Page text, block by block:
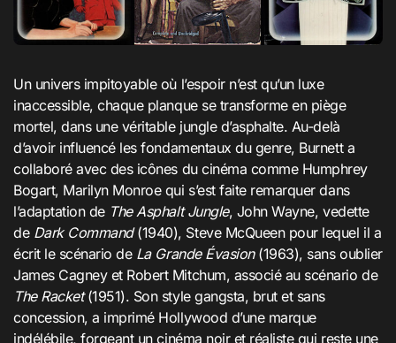
Un univers impitoyable où l’espoir n’est qu’un luxe
inaccessible, chaque planque se transforme en piège
mortel, dans une véritable jungle d’asphalte. Au-delà
d’avoir influencé les fondamentaux du genre, Burnett a
collaboré avec des icônes du cinéma comme Humphrey
Bogart, Marilyn Monroe qui s’est faite remarquer dans
l’adaptation de The Asphalt Jungle, John Wayne, vedette
de Dark Command(1940), Steve McQueen pour lequel il a
écrit le scénario de La Grande Évasion(1963), sans oublier
James Cagney et Robert Mitchum, associé au scénario de
The Racket(1951). Son style gangsta, brut et sans
concession, a imprimé Hollywood d’une marque
indélébile, forgeant un cinéma noir et réaliste qui reste une